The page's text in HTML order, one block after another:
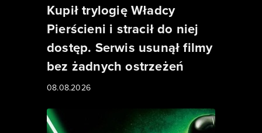
Kupił trylogię Władcy
Pierścieni i stracił do niej
dostęp. Serwis usunął filmy
bez żadnych ostrzeżeń
08.08.2026